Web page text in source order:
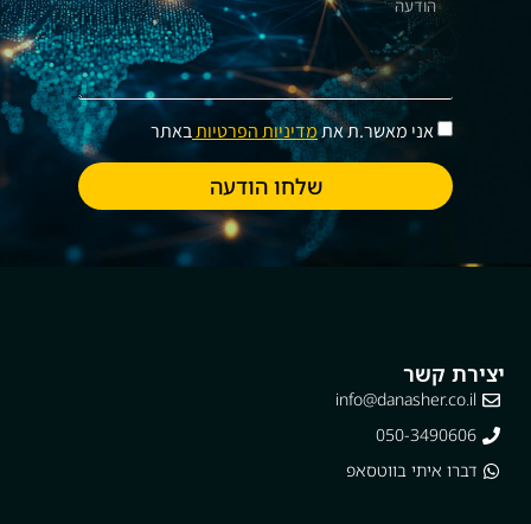
אני מאשר.ת אתמדיניות הפרטיותבאתר
שלחו הודעה
יצירת קשר
info@danasher.co.il
050-3490606
דברו איתי בווטסאפ